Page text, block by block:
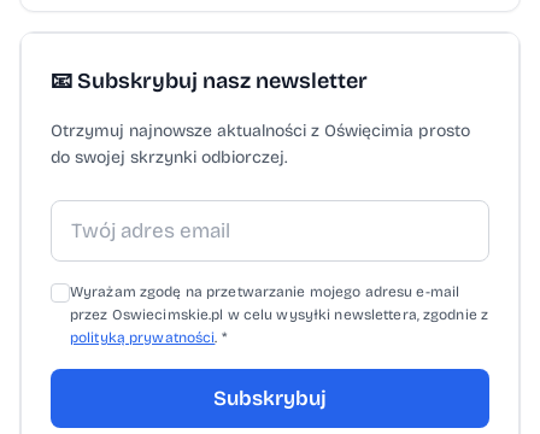
📧 Subskrybuj nasz newsletter
Otrzymuj najnowsze aktualności z Oświęcimia prosto
do swojej skrzynki odbiorczej.
Wyrażam zgodę na przetwarzanie mojego adresu e-mail
przez Oswiecimskie.pl w celu wysyłki newslettera, zgodnie z
polityką prywatności . *
Subskrybuj